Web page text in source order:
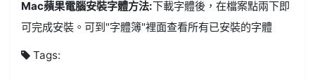
Mac蘋果電腦安裝字體方法:下載字體後，在檔案點兩下即
可完成安裝。可到"字體簿"裡面查看所有已安裝的字體
Tags: